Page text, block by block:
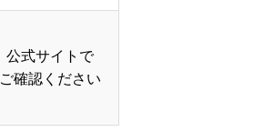
公式サイトで
ご確認ください